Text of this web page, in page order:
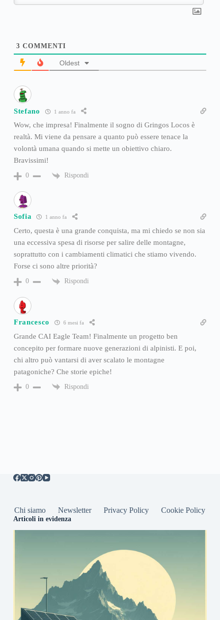
3 COMMENTI
Oldest
Stefano 1 anno fa
Wow, che impresa! Finalmente il sogno di Gringos Locos è
realtà. Mi viene da pensare a quanto può essere tenace la
volontà umana quando si mette un obiettivo chiaro.
Bravissimi!
0 Rispondi
Sofia 1 anno fa
Certo, questa è una grande conquista, ma mi chiedo se non sia
una eccessiva spesa di risorse per salire delle montagne,
soprattutto con i cambiamenti climatici che stiamo vivendo.
Forse ci sono altre priorità?
0 Rispondi
Francesco 6 mesi fa
Grande CAI Eagle Team! Finalmente un progetto ben
concepito per formare nuove generazioni di alpinisti. E poi,
chi altro può vantarsi di aver scalato le montagne
patagoniche? Che storie epiche!
0 Rispondi
Chi siamo Newsletter Privacy Policy Cookie Policy
Articoli in evidenza